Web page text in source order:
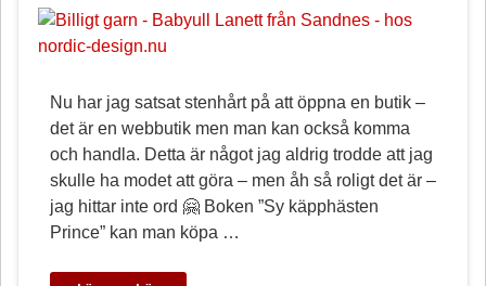
Nu har jag satsat stenhårt på att öppna en butik –
det är en webbutik men man kan också komma
och handla. Detta är något jag aldrig trodde att jag
skulle ha modet att göra – men åh så roligt det är –
jag hittar inte ord 🤗 Boken ”Sy käpphästen
Prince” kan man köpa …